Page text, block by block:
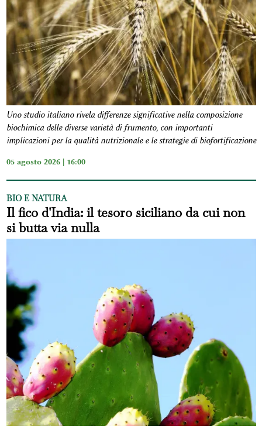
Uno studio italiano rivela differenze significative nella composizione
biochimica delle diverse varietà di frumento, con importanti
implicazioni per la qualità nutrizionale e le strategie di biofortificazione
05 agosto 2026 | 16:00
BIO E NATURA
Il fico d'India: il tesoro siciliano da cui non
si butta via nulla